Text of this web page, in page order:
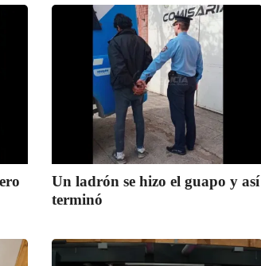
Un ladrón se hizo el guapo y así
terminó